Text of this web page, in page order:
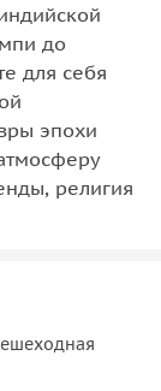
до
для себя
эпохи
религия